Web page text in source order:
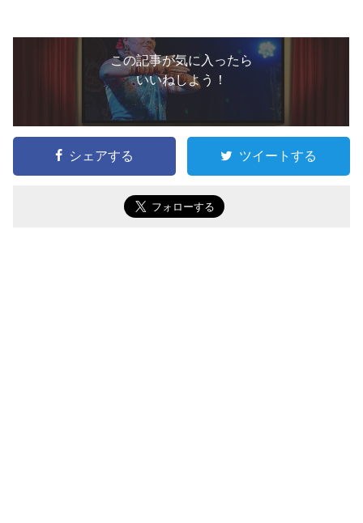
この記事が気に入ったら
いいねしよう！
シェアする ツイートする